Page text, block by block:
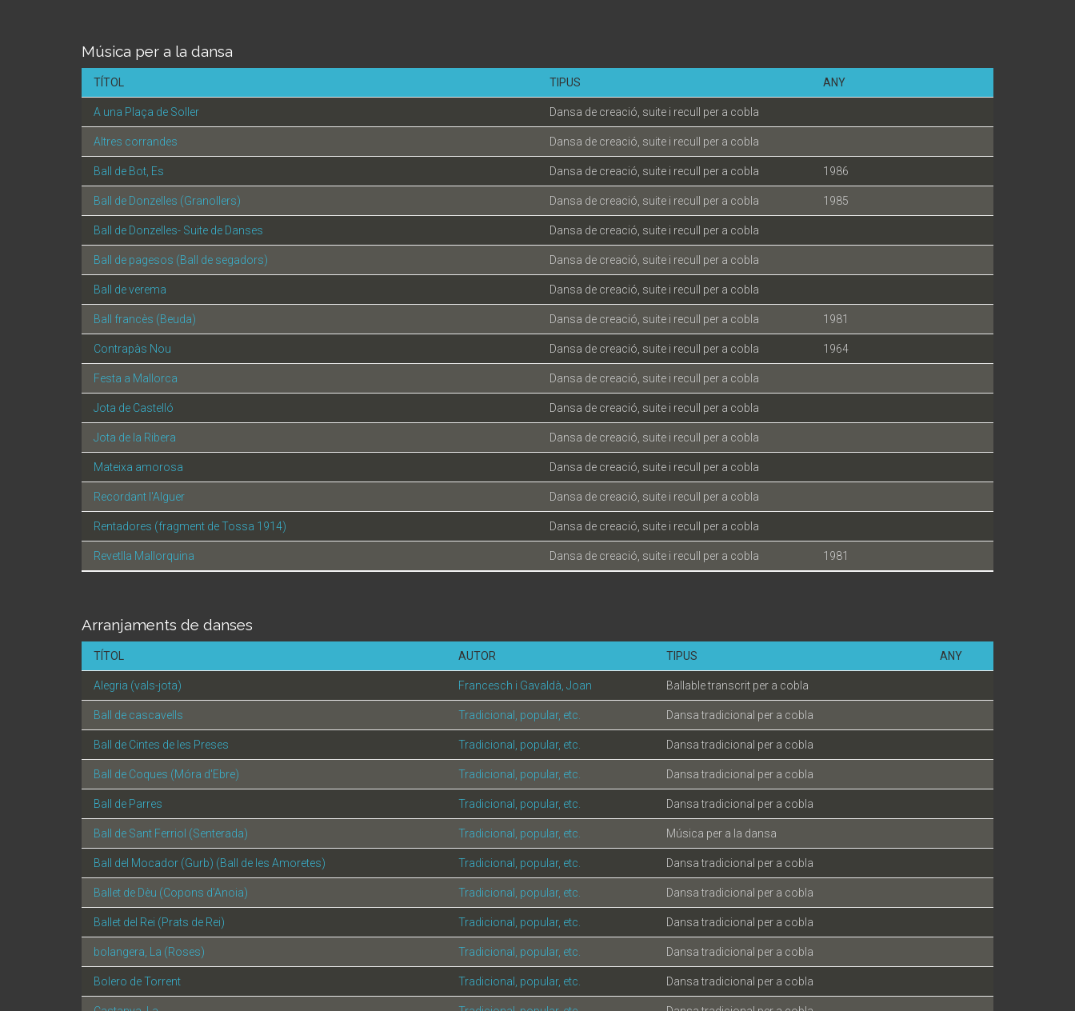
Música per a la dansa
TÍTOL TIPUS ANY
A una Plaça de Soller Dansa de creació, suite i recull per a cobla
Altres corrandes Dansa de creació, suite i recull per a cobla
Ball de Bot, Es Dansa de creació, suite i recull per a cobla 1986
Ball de Donzelles (Granollers) Dansa de creació, suite i recull per a cobla 1985
Ball de Donzelles- Suite de Danses Dansa de creació, suite i recull per a cobla
Ball de pagesos (Ball de segadors) Dansa de creació, suite i recull per a cobla
Ball de verema Dansa de creació, suite i recull per a cobla
Ball francès (Beuda) Dansa de creació, suite i recull per a cobla 1981
Contrapàs Nou Dansa de creació, suite i recull per a cobla 1964
Festa a Mallorca Dansa de creació, suite i recull per a cobla
Jota de Castelló Dansa de creació, suite i recull per a cobla
Jota de la Ribera Dansa de creació, suite i recull per a cobla
Mateixa amorosa Dansa de creació, suite i recull per a cobla
Recordant l'Alguer Dansa de creació, suite i recull per a cobla
Rentadores (fragment de Tossa 1914) Dansa de creació, suite i recull per a cobla
Revetlla Mallorquina Dansa de creació, suite i recull per a cobla 1981
Arranjaments de danses
TÍTOL AUTOR TIPUS ANY
Alegria (vals-jota) Francesch i Gavaldà, Joan Ballable transcrit per a cobla
Ball de cascavells Tradicional, popular, etc. Dansa tradicional per a cobla
Ball de Cintes de les Preses Tradicional, popular, etc. Dansa tradicional per a cobla
Ball de Coques (Móra d'Ebre) Tradicional, popular, etc. Dansa tradicional per a cobla
Ball de Parres Tradicional, popular, etc. Dansa tradicional per a cobla
Ball de Sant Ferriol (Senterada) Tradicional, popular, etc. Música per a la dansa
Ball del Mocador (Gurb) (Ball de les Amoretes) Tradicional, popular, etc. Dansa tradicional per a cobla
Ballet de Dèu (Copons d'Anoia) Tradicional, popular, etc. Dansa tradicional per a cobla
Ballet del Rei (Prats de Rei) Tradicional, popular, etc. Dansa tradicional per a cobla
bolangera, La (Roses) Tradicional, popular, etc. Dansa tradicional per a cobla
Bolero de Torrent Tradicional, popular, etc. Dansa tradicional per a cobla